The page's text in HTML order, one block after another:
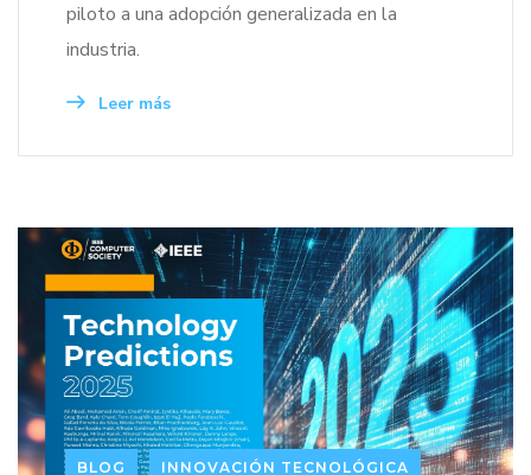
piloto a una adopción generalizada en la
industria.
Leer más
BLOG INNOVACIÓN TECNOLÓGICA